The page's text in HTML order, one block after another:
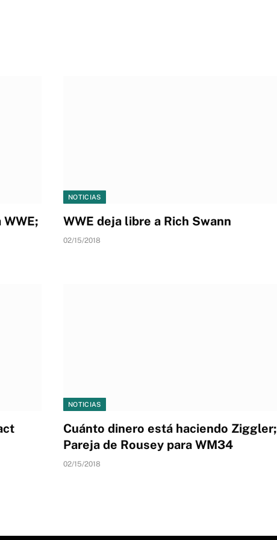
NOTICIAS
WWE deja libre a Rich Swann
02/15/2018
NOTICIAS
Cuánto dinero está haciendo Ziggler;
Pareja de Rousey para WM34
02/15/2018